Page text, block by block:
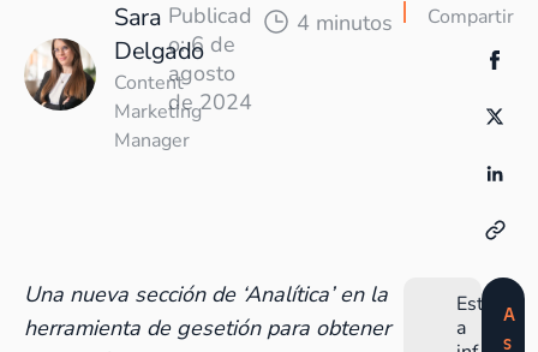
Sara
Delgado
Content
Marketing
Manager
Publicad
o: 6 de
agosto
de 2024
4 minutos Compartir
Una nueva sección de ‘Analítica’ en la
herramienta de gesetión para obtener
Est
a
A
s